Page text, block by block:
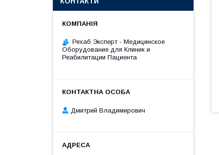
Рехаб Эксперт - Медицинское
Оборудование для Клиник и
Реабилитации Пациента
Дмитрий Владимирович